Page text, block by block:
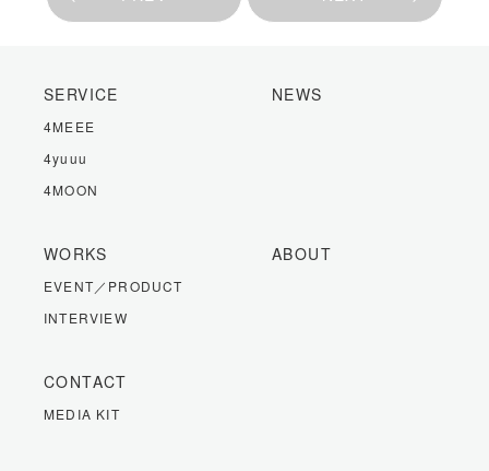
SERVICE
4MEEE
4yuuu
4MOON
NEWS
WORKS
EVENT／PRODUCT
INTERVIEW
ABOUT
CONTACT
MEDIA KIT